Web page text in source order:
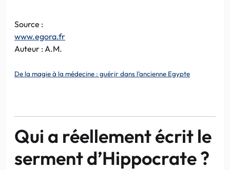
Source :
www.egora.fr
Auteur : A.M.
De la magie à la médecine : guérir dans l’ancienne Egypte
Qui a réellement écrit le
serment d’Hippocrate ?